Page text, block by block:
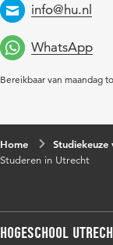
Email
info@hu.nl
WhatsApp
Bereikbaar van maandag
Home
Studeren in Utrecht
Hogeschool